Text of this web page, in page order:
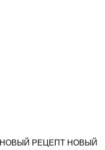
НОВЫЙ РЕЦЕПТ НОВЫЙ